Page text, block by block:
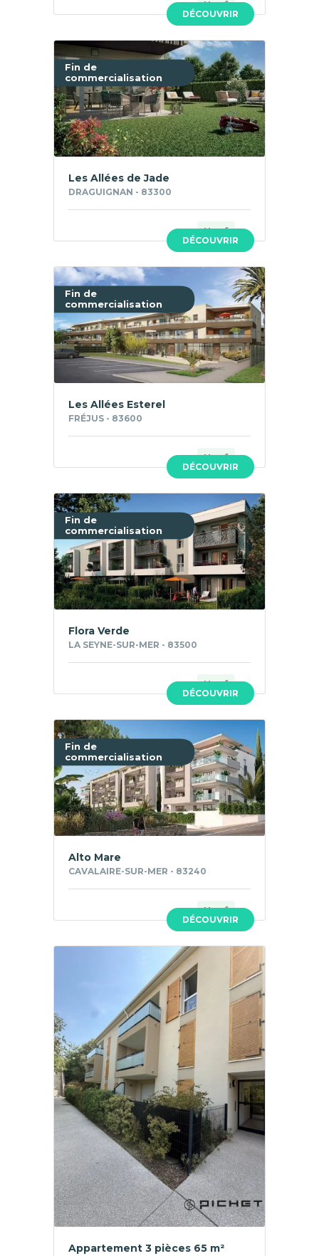
DÉCOUVRIR
Neuf
Fin de
commercialisation
DÉCOUVRIR
Les Allées de Jade
DRAGUIGNAN - 83300
Neuf
Fin de
commercialisation
DÉCOUVRIR
Les Allées Esterel
FRÉJUS - 83600
Neuf
Fin de
commercialisation
DÉCOUVRIR
Flora Verde
LA SEYNE-SUR-MER - 83500
Neuf
Fin de
commercialisation
DÉCOUVRIR
Alto Mare
CAVALAIRE-SUR-MER - 83240
Neuf
Appartement 3 pièces 65 m²